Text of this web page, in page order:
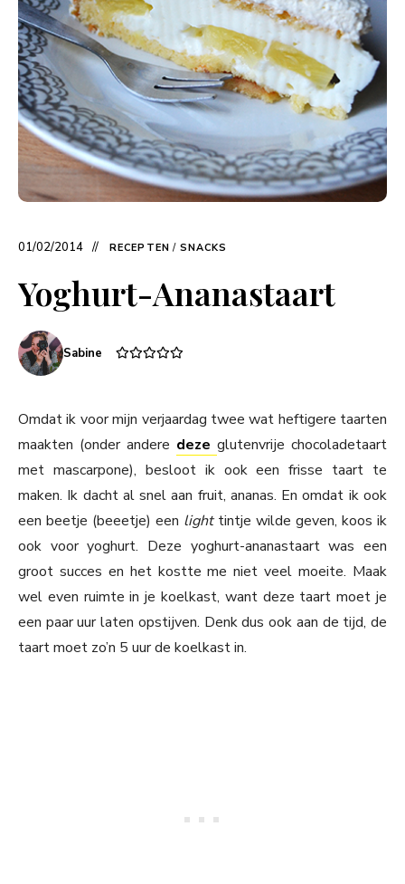
01/02/2014 RECEPTEN / SNACKS
Yoghurt-Ananastaart
Sabine
Omdat ik voor mijn verjaardag twee wat heftigere taarten
maakten (onder andere deze glutenvrije chocoladetaart
met mascarpone), besloot ik ook een frisse taart te
maken. Ik dacht al snel aan fruit, ananas. En omdat ik ook
een beetje (beeetje) een lighttintje wilde geven, koos ik
ook voor yoghurt. Deze yoghurt-ananastaart was een
groot succes en het kostte me niet veel moeite. Maak
wel even ruimte in je koelkast, want deze taart moet je
een paar uur laten opstijven. Denk dus ook aan de tijd, de
taart moet zo’n 5 uur de koelkast in.